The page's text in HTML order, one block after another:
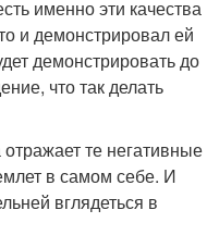
именно эти качества
и демонстрировал ей
демонстрировать до
что так делать
те негативные
в самом себе. И
вглядеться в